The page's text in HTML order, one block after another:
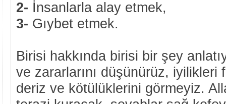
2- İnsanlarla alay etmek,
3- Gıybet etmek.
Birisi hakkında birisi bir şey
ve zararlarını düşünürüz, iyilikleri
deriz ve kötülüklerini görmeyiz.